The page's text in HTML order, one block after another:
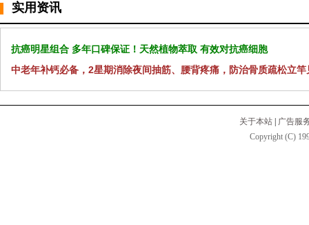
实用资讯
抗癌明星组合 多年口碑保证！天然植物萃取 有效对抗癌细胞
中老年补钙必备，2星期消除夜间抽筋、腰背疼痛，防治骨质疏松立竿
关于本站
广告服
Copyright (C)